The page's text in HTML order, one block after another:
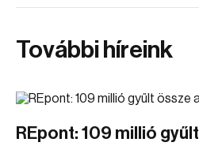
További híreink
REpont: 109 millió